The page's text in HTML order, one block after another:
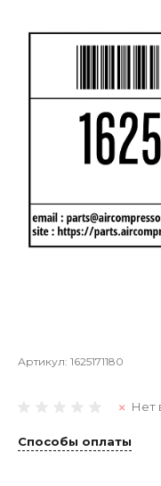
Артикул: 1625171180
Нет
Способы оплаты